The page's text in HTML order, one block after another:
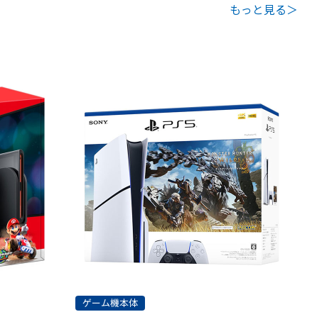
もっと見る＞
ゲーム機本体